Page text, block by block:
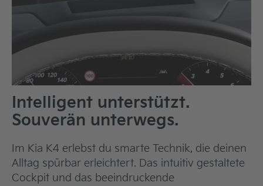
Intelligent unterstützt.
Souverän unterwegs.
Im Kia K4 erlebst du smarte Technik, die deinen
Alltag spürbar erleichtert. Das intuitiv gestaltete
Cockpit und das beeindruckende